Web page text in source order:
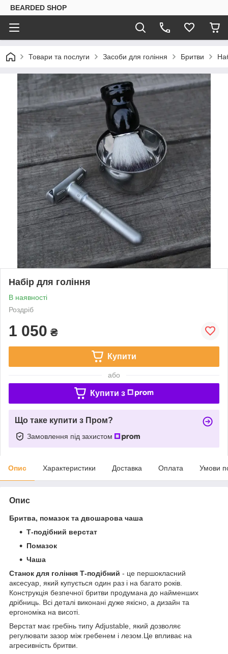
BEARDED SHOP
Товари та послуги Засоби для гоління Бритви
Набір для гоління
В наявності
Роздріб
1 050 ₴
Купити
або
Купити з
Що таке купити з Пром?
Замовлення під захистом
Опис Характеристики Доставка Оплата Умови
Опис
Бритва, помазок та двошарова чаша
Т-подібний верстат
Помазок
Чаша
Станок для гоління Т-подібний - це першокласний
аксесуар, який купується один раз і на багато років.
Конструкція безпечної бритви продумана до найменших
дрібниць. Всі деталі виконані дуже якісно, а дизайн та
ергономіка на висоті.
Верстат має гребінь типу Adjustable, який дозволяє
регулювати зазор між гребенем і лезом.Це впливає на
агресивність бритви.